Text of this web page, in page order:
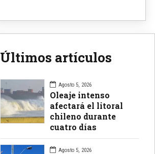
Últimos artículos
Agosto 5, 2026
Oleaje intenso
afectará el litoral
chileno durante
cuatro días
Agosto 5, 2026